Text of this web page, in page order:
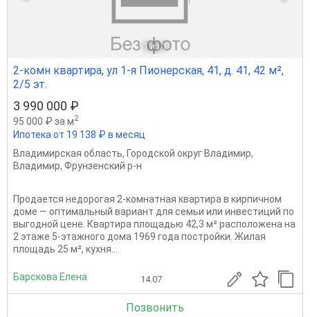
1 из 1
2-комн квартира, ул 1-я Пионерская, 41, д. 41, 42 м²,
2/5 эт.
3 990 000 ₽
95 000 ₽ за м2
Ипотека от 19 138 ₽ в месяц
Владимирская область, Городской округ Владимир,
Владимир, Фрунзенский р-н
Продается недорогая 2‑комнатная квартира в кирпичном
доме — оптимальный вариант для семьи или инвестиций по
выгодной цене. Квартира площадью 42,3 м² расположена на
2 этаже 5‑этажного дома 1969 года постройки. Жилая
площадь 25 м², кухня...
Барскова Елена 14.07
Позвонить